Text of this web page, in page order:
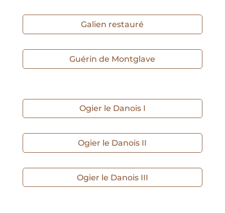
Galien restauré
Guérin de Montglave
Ogier le Danois I
Ogier le Danois II
Ogier le Danois III